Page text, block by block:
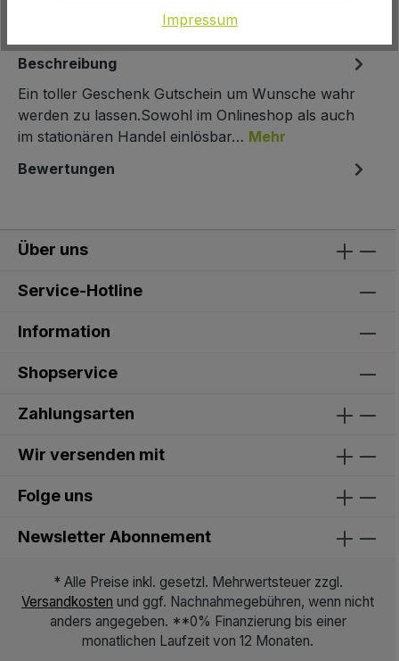
Beschreibung
Ein toller Geschenk Gutschein um Wunsche wahr
werden zu lassen.Sowohl im Onlineshop als auch
im stationären Handel einlösbar… Mehr
Bewertungen
Über uns
Service-Hotline
Information
Shopservice
Zahlungsarten
Wir versenden mit
Folge uns
Newsletter Abonnement
* Alle Preise inkl. gesetzl. Mehrwertsteuer zzgl.
Versandkosten und ggf. Nachnahmegebühren, wenn nicht
anders angegeben. **0% Finanzierung bis einer
monatlichen Laufzeit von 12 Monaten.
Impressum